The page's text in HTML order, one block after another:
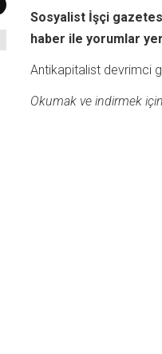
Sosyalist İşçi
haber ile yorumlar yer
Antikapitalist devrimci
Okumak ve indirmek